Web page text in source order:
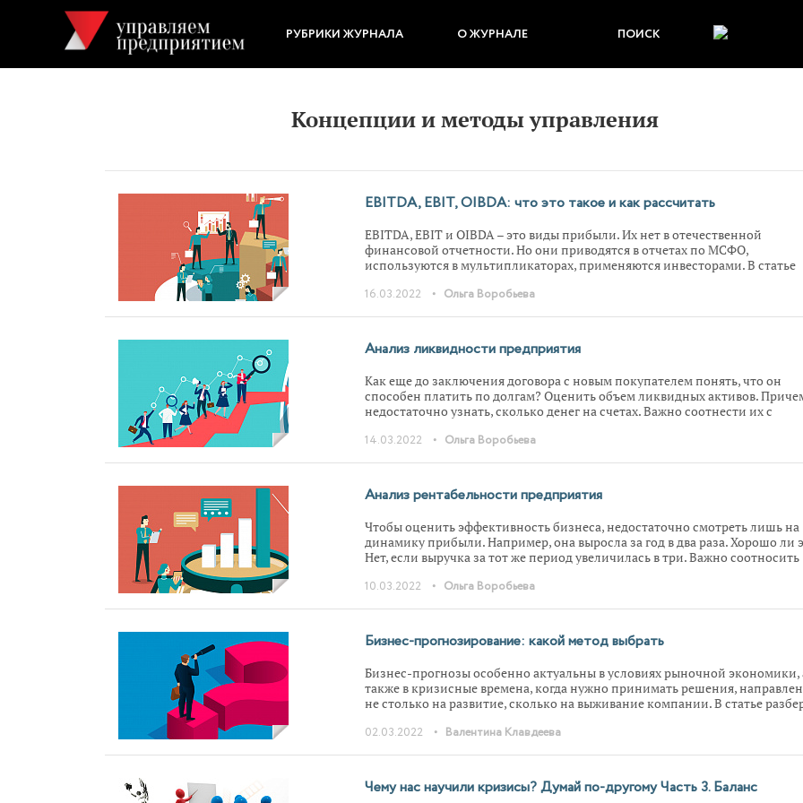
РУБРИКИ ЖУРНАЛА О ЖУРНАЛЕ ПОИСК
Концепции и методы управления
EBITDA, EBIT, OIBDA: что это такое и как рассчитать
EBITDA, EBIT и OIBDA – это виды прибыли. Их нет в отечественной
финансовой отчетности. Но они приводятся в отчетах по МСФО,
используются в мультипликаторах, применяются инвесторами. В статье
для определения показателей по данным русских отчетов.
16.03.2022 • Ольга Воробьева
Анализ ликвидности предприятия
Как еще до заключения договора с новым покупателем понять, что он
способен платить по долгам? Оценить объем ликвидных активов.
недостаточно узнать, сколько денег на счетах. Важно соотнести их с
организации. В статье на примерах показываем, как он проводится. А еще
14.03.2022 • Ольга Воробьева
Анализ рентабельности предприятия
Чтобы оценить эффективность бизнеса, недостаточно смотреть лишь на
динамику прибыли. Например, она выросла за год в два раза. Хорошо ли
Нет, если выручка за тот же период увеличилась в три. Важно соотносить
капиталом. Такое соотношение заложено в показателях рентабельности.
10.03.2022 • Ольга Воробьева
Бизнес-прогнозирование: какой метод выбрать
Бизнес-прогнозы особенно актуальны в условиях рыночной экономики,
также в кризисные времена, когда нужно принимать решения,
не столько на развитие, сколько на выживание компании. В статье
02.03.2022 • Валентина Клавдеева
Чему нас научили кризисы? Думай по-другому Часть 3. Баланс